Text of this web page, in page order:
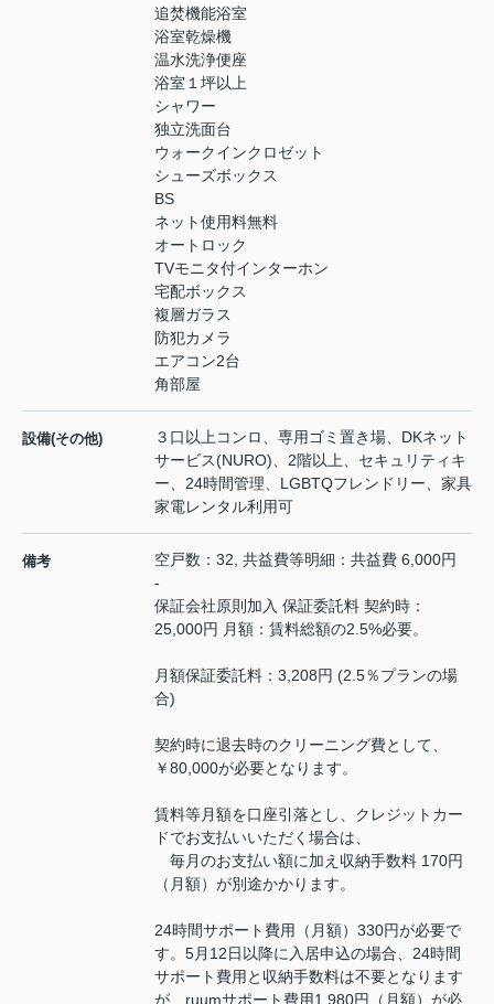
追焚機能浴室
浴室乾燥機
温水洗浄便座
浴室１坪以上
シャワー
独立洗面台
ウォークインクロゼット
シューズボックス
BS
ネット使用料無料
オートロック
TVモニタ付インターホン
宅配ボックス
複層ガラス
防犯カメラ
エアコン2台
角部屋
設備(その他)
３口以上コンロ、専用ゴミ置き場、DKネット
サービス(NURO)、2階以上、セキュリティキ
ー、24時間管理、LGBTQフレンドリー、家具
家電レンタル利用可
備考
空戸数：32, 共益費等明細：共益費 6,000円
-
保証会社原則加入 保証委託料 契約時：
25,000円 月額：賃料総額の2.5%必要。
月額保証委託料：3,208円 (2.5％プランの場
合)
契約時に退去時のクリーニング費として、
￥80,000が必要となります。
賃料等月額を口座引落とし、クレジットカー
ドでお支払いいただく場合は、
毎月のお支払い額に加え収納手数料 170円
（月額）が別途かかります。
24時間サポート費用（月額）330円が必要で
す。5月12日以降に入居申込の場合、24時間
サポート費用と収納手数料は不要となります
が、ruumサポート費用1,980円（月額）が必